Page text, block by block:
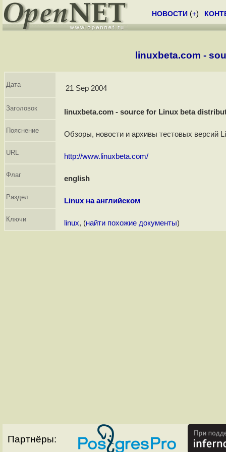
НОВОСТИ (+)
linuxbeta.com -
Дата 21 Sep 2004
Заголовок linuxbeta.com - source for Linux beta
Пояснение Обзоры, новости и архивы тестовых версий
URL http://www.linuxbeta.com/
Флаг english
Раздел Linux на английском
Ключи linux, (найти похожие документы)
Партнёры: